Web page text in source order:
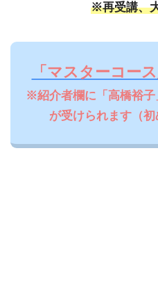
※再受講、
「マスターコー
※紹介者欄に「高橋裕
が受けられます（初